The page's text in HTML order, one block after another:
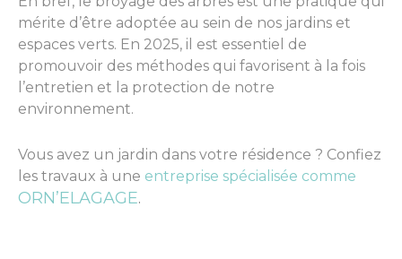
mérite d’être adoptée au sein de nos jardins et
espaces verts. En 2025, il est essentiel de
promouvoir des méthodes qui favorisent à la fois
l’entretien et la protection de notre
environnement.
Vous avez un jardin dans votre résidence ? Confiez
les travaux à une entreprise spécialisée comme
ORN’ELAGAGE.